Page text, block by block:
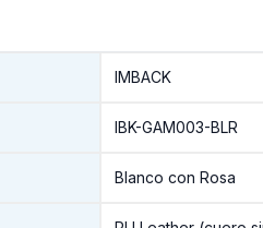
IMBACK
IBK-GAM003-BLR
Blanco con Rosa